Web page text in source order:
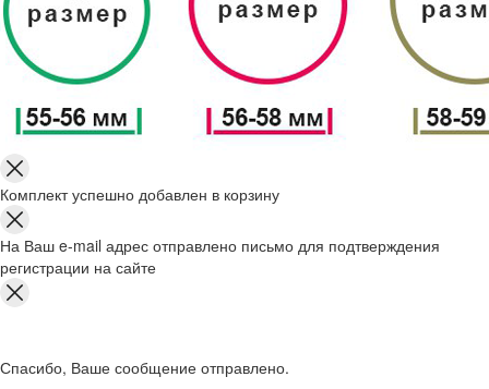
Комплект успешно добавлен в корзину
На Ваш e-mail адрес отправлено письмо для подтверждения
регистрации на сайте
Спасибо, Ваше сообщение отправлено.